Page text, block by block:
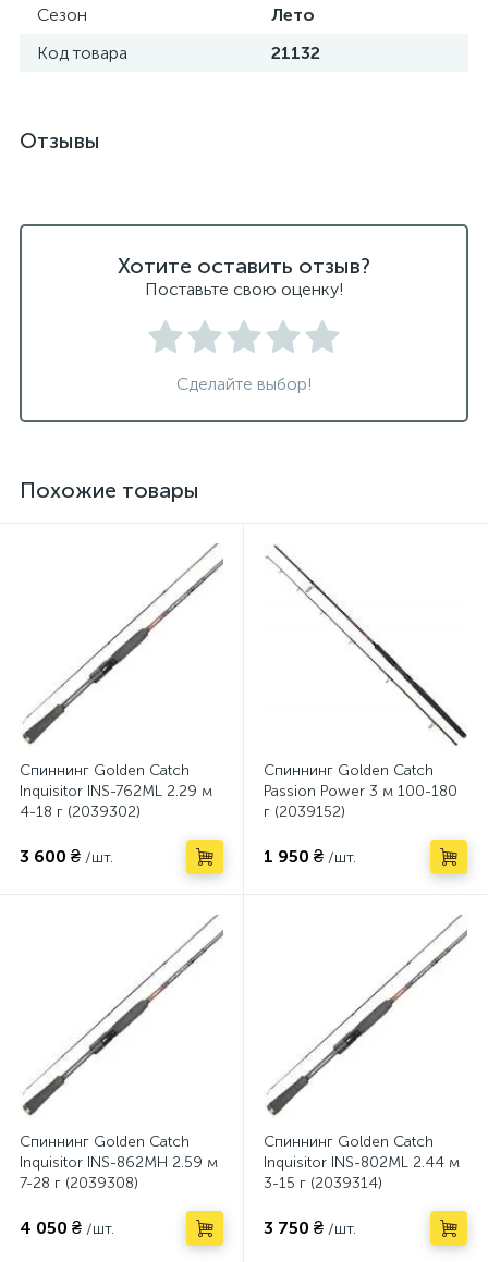
Сезон
Лето
Код товара
21132
Отзывы
Хотите оставить отзыв?
Поставьте свою оценку!
Сделайте выбор!
Похожие товары
Спиннинг Golden Catch
Inquisitor INS-762ML 2.29 м
4-18 г (2039302)
3 600 ₴ /шт.
Спиннинг Golden Catch
Passion Power 3 м 100-180
г (2039152)
1 950 ₴ /шт.
Спиннинг Golden Catch
Inquisitor INS-862MH 2.59 м
7-28 г (2039308)
4 050 ₴ /шт.
Спиннинг Golden Catch
Inquisitor INS-802ML 2.44 м
3-15 г (2039314)
3 750 ₴ /шт.